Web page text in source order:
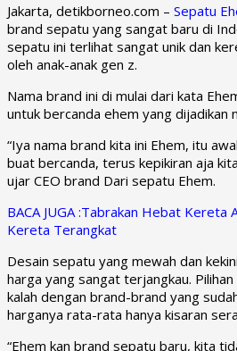
Jakarta, detikborneo.com – Sepatu
brand sepatu yang sangat baru di
sepatu ini terlihat sangat unik dan
oleh anak-anak gen z.
Nama brand ini di mulai dari kata
untuk bercanda ehem yang dijadikan
“Iya nama brand kita ini Ehem, itu
buat bercanda, terus kepikiran aja
ujar CEO brand Dari sepatu Ehem.
BACA JUGA :Tabrakan Hebat Kereta
Kereta Terangkat
Desain sepatu yang mewah dan
harga yang sangat terjangkau.
kalah dengan brand-brand yang
harganya rata-rata hanya kisaran
“Ehem kan brand sepatu baru, kita